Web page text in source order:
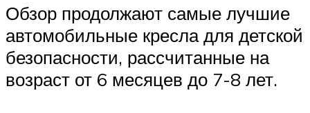
Обзор продолжают самые лучшие
автомобильные кресла для детской
безопасности, рассчитанные на
возраст от 6 месяцев до 7-8 лет.